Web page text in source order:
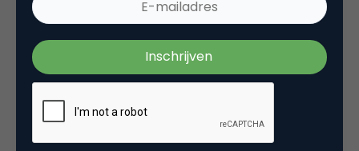
ontvanger heeft de regie en schenkt de schaarse
verdeeld wordt, niet zondermeer aan de hoogste
bieder of de hardst roepende. De strijd om
relevantie is losgebarsten en een extreme
klantfocus is vereist om het verschil te maken.